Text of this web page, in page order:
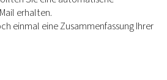
erhalten.
einmal eine Zusammenfassung Ihrer